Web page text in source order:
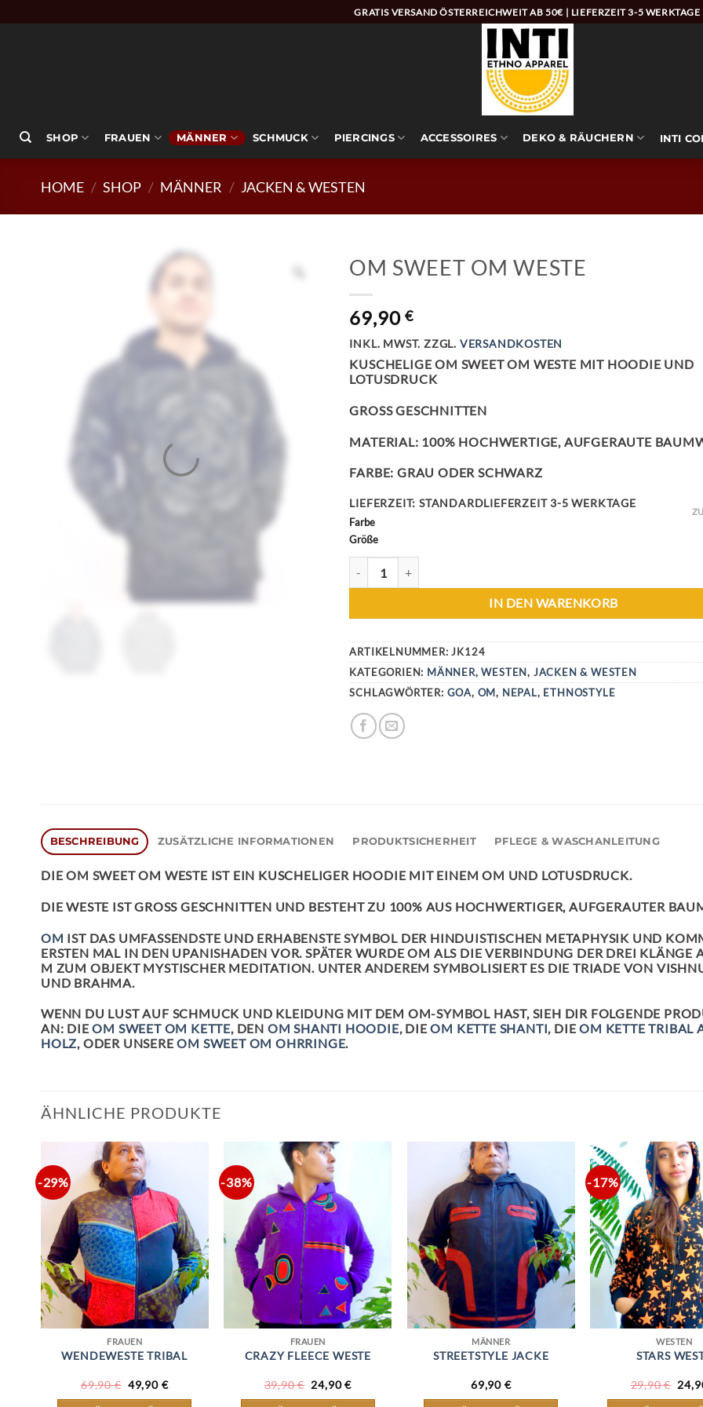
Inhalt
GRATIS VERSAND ÖSTERREICHWEIT AB 50€ | LIEFERZEIT 3-5 WERKTAGE
SHOP FRAUEN MÄNNER SCHMUCK PIERCINGS ACCESSOIRES DEKO & RÄUCHERN INTI
HOME / SHOP / MÄNNER / JACKEN & WESTEN
OM SWEET OM WESTE
69,90€
INKL. MWST. ZZGL. VERSANDKOSTEN
KUSCHELIGE OM SWEET OM WESTE MIT HOODIE UND
LOTUSDRUCK
GROSS GESCHNITTEN
MATERIAL: 100% HOCHWERTIGE, AUFGERAUTE
FARBE: GRAU ODER SCHWARZ
LIEFERZEIT: STANDARDLIEFERZEIT 3-5 WERKTAGE
Farbe
Größe
IN DEN WARENKORB
ARTIKELNUMMER:JK124
KATEGORIEN: MÄNNER,WESTEN, JACKEN & WESTEN
SCHLAGWÖRTER: GOA, OM, NEPAL, ETHNOSTYLE
BESCHREIBUNG ZUSÄTZLICHE INFORMATIONEN PRODUKTSICHERHEIT PFLEGE & WASCHANLEITUNG
DIEOM SWEET OM WESTE IST EIN KUSCHELIGER HOODIE MIT EINEM OM UND LOTUSDRUCK.
DIE WESTE IST GROSS GESCHNITTEN UND BESTEHT ZU 100% AUS HOCHWERTIGER, AUFGERAUTER
OM IST DAS UMFASSENDSTE UND ERHABENSTE SYMBOL DER HINDUISTISCHEN METAPHYSIK UND
ERSTEN MAL IN DEN UPANISHADEN VOR. SPÄTER WURDEOM ALS DIE VERBINDUNG DER DREI KLÄNGE
M ZUM OBJEKT MYSTISCHER MEDITATION. UNTER ANDEREM SYMBOLISIERT ES DIE TRIADE VON
UND BRAHMA.
WENN DU LUST AUF SCHMUCK UND KLEIDUNG MIT DEM OM-SYMBOL HAST, SIEH DIR FOLGENDE
AN: DIEOM SWEET OM KETTE, DEN OM SHANTI HOODIE, DIEOM KETTE SHANTI, DIEOM KETTE TRIBAL
HOLZ, ODER UNSEREOM SWEET OM OHRRINGE.
ÄHNLICHE PRODUKTE
-29%
FRAUEN
WENDEWESTE TRIBAL
69,90€ URSPRÜNGLICHER
PREIS
49,90 €AKTUELLER
-38%
FRAUEN
CRAZY FLEECE WESTE
39,90€ URSPRÜNGLICHER
PREIS
24,90€AKTUELLER
MÄNNER
STREETSTYLE JACKE
69,90 €
-17%
WESTEN
STARS
29,90€
PREIS